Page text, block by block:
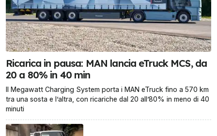
Ricarica in pausa: MAN lancia eTruck MCS, da
20 a 80% in 40 min
Il Megawatt Charging System porta i MAN eTruck fino a 570 km
tra una sosta e l’altra, con ricariche dal 20 all’80% in meno di 40
minuti